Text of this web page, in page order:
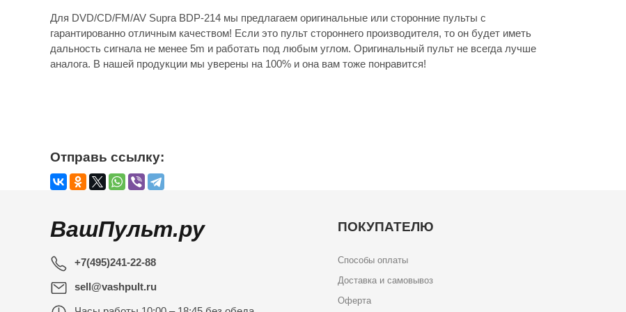
Для DVD/CD/FM/AV Supra BDP-214 мы предлагаем оригинальные или сторонние пульты с
гарантированно отличным качеством! Если это пульт стороннего производителя, то он будет иметь
дальность сигнала не менее 5m и работать под любым углом. Оригинальный пульт не всегда лучше
аналога. В нашей продукции мы уверены на 100% и она вам тоже понравится!
Отправь ссылку:
ВашПульт.ру
+7(495)241-22-88
sell@vashpult.ru
ПОКУПАТЕЛЮ
Способы оплаты
Доставка и самовывоз
Оферта